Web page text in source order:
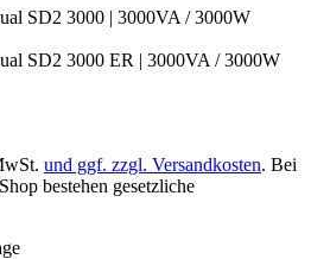
und ggf. zzgl. Versandkosten. Bei
bestehen gesetzliche